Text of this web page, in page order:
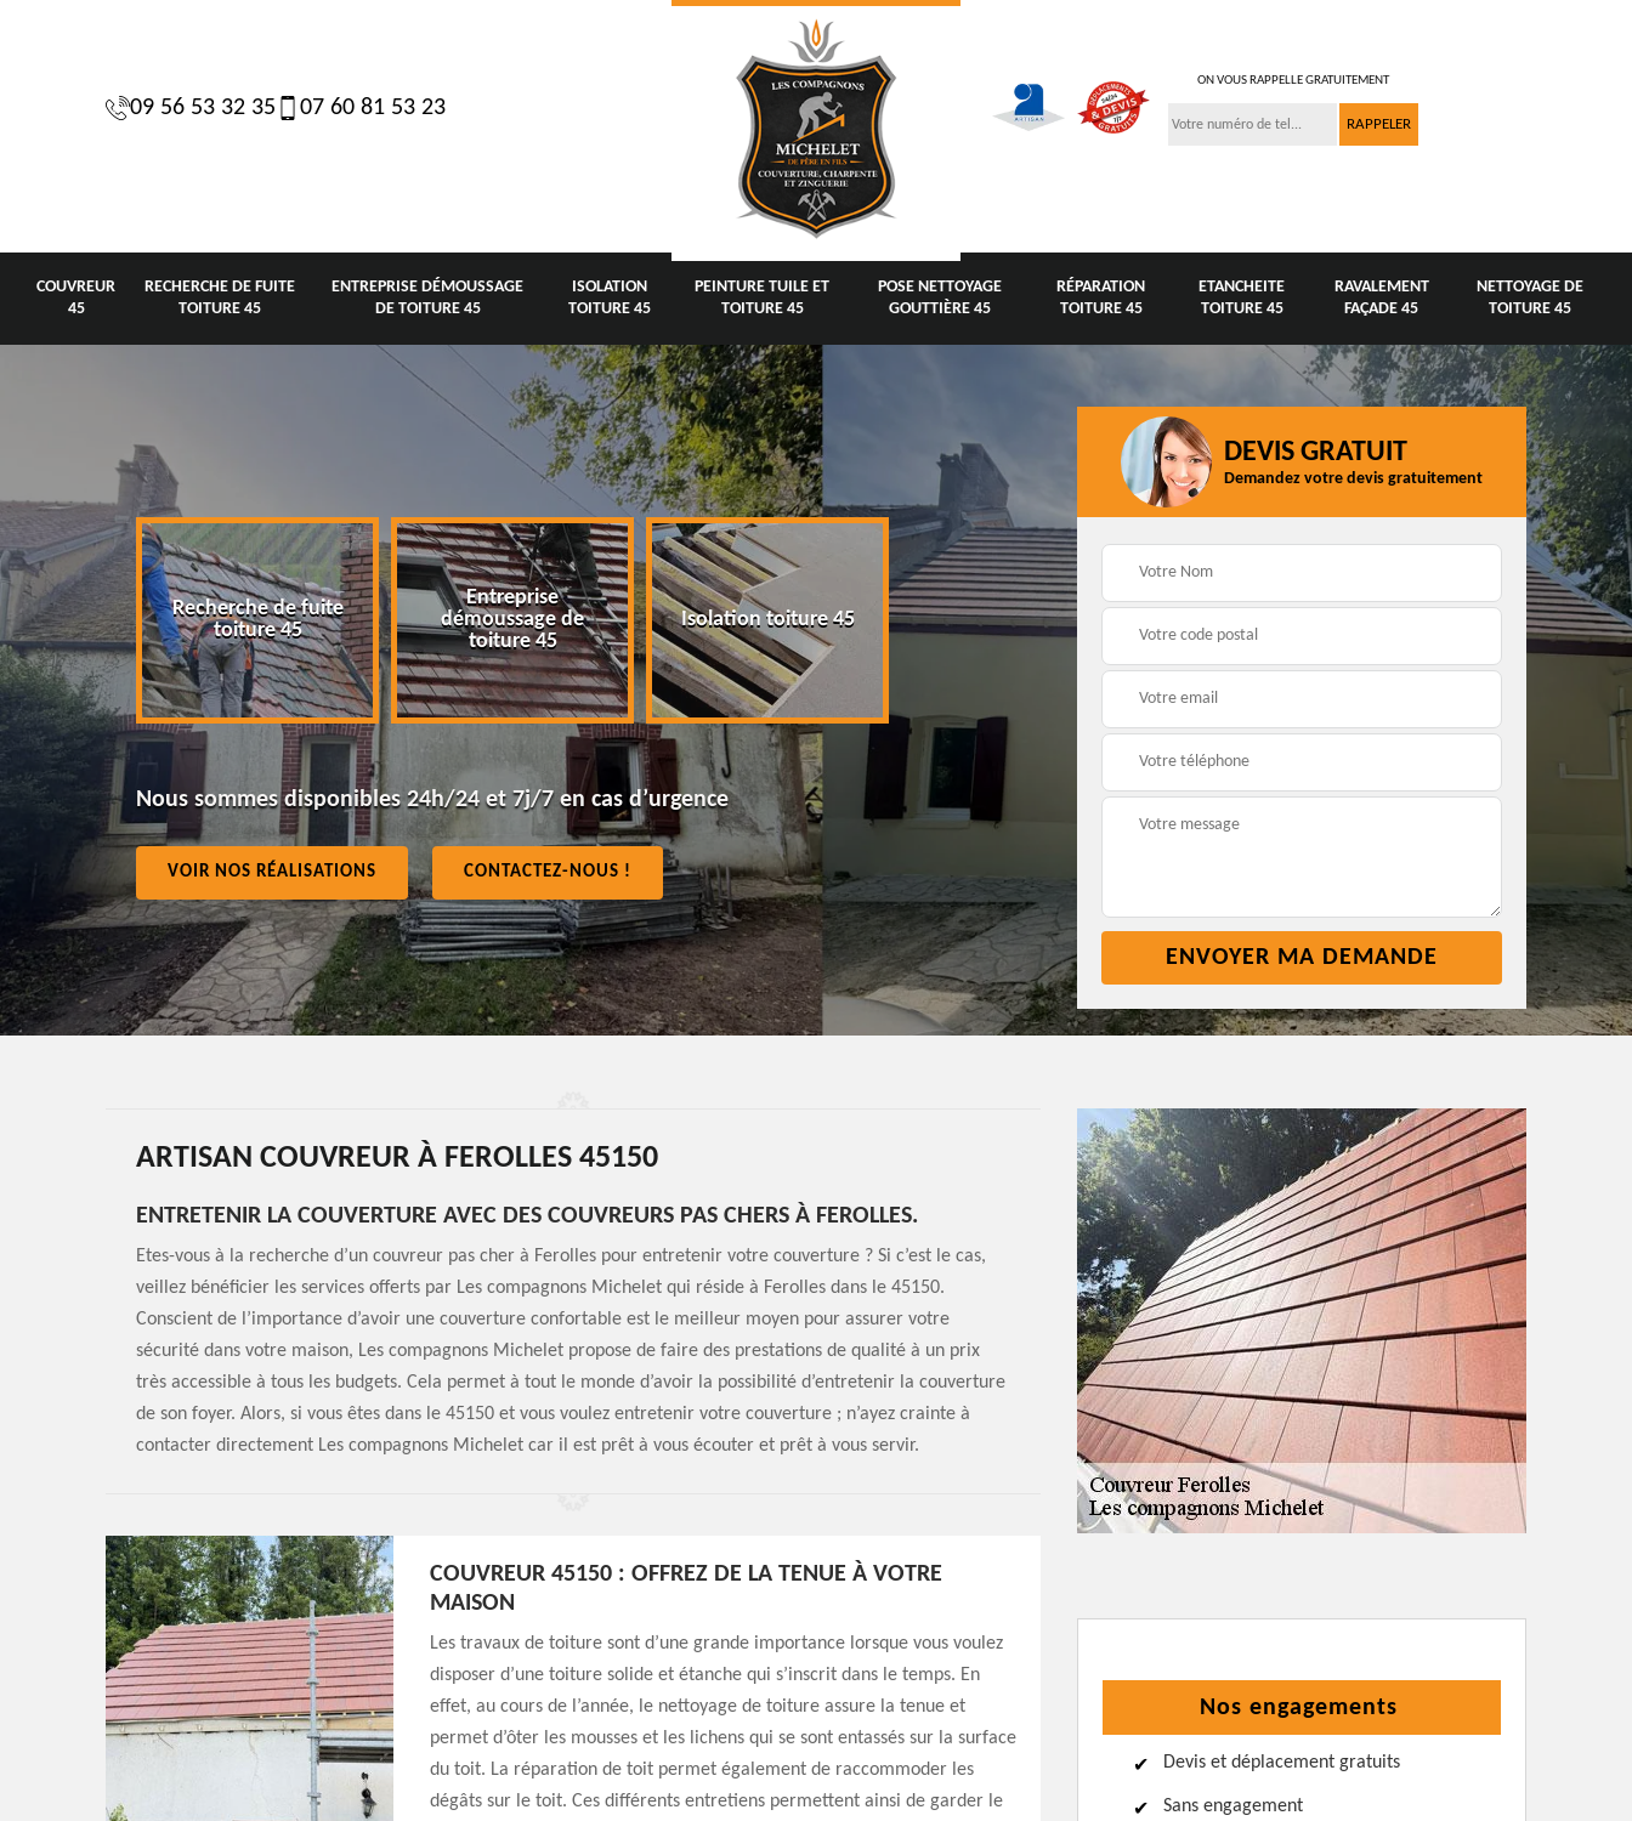
09 56 53 32 35 07 60 81 53 23
ON VOUS RAPPELLE GRATUITEMENT
COUVREUR
45
RECHERCHE DE FUITE
TOITURE 45
ENTREPRISE DÉMOUSSAGE
DE TOITURE 45
ISOLATION
TOITURE 45
PEINTURE TUILE ET
TOITURE 45
POSE NETTOYAGE
GOUTTIÈRE 45
RÉPARATION
TOITURE 45
ETANCHEITE
TOITURE 45
RAVALEMENT
FAÇADE 45
NETTOYAGE DE
TOITURE 45
de fuite
45
Entreprise
démoussage de
toiture 45
Isolation toiture 45
Peinture tuile et
toiture 45
Pose nettoyage
gouttière 45
Etancheite
Nous sommes disponibles 24h/24 et 7j/7 en cas d’urgence
VOIR NOS RÉALISATIONS CONTACTEZ-NOUS !
DEVIS GRATUIT
Demandez votre devis gratuitement
ARTISAN COUVREUR À FEROLLES 45150
ENTRETENIR LA COUVERTURE AVEC DES COUVREURS PAS CHERS À FEROLLES.
Etes-vous à la recherche d’un couvreur pas cher à Ferolles pour entretenir votre couverture ? Si c’est le cas,
veillez bénéficier les services offerts par Les compagnons Michelet qui réside à Ferolles dans le 45150.
Conscient de l’importance d’avoir une couverture confortable est le meilleur moyen pour assurer votre
sécurité dans votre maison, Les compagnons Michelet propose de faire des prestations de qualité à un prix
très accessible à tous les budgets. Cela permet à tout le monde d’avoir la possibilité d’entretenir la couverture
de son foyer. Alors, si vous êtes dans le 45150 et vous voulez entretenir votre couverture ; n’ayez crainte à
contacter directement Les compagnons Michelet car il est prêt à vous écouter et prêt à vous servir.
COUVREUR 45150 : OFFREZ DE LA TENUE À VOTRE
MAISON
Les travaux de toiture sont d’une grande importance lorsque vous voulez
disposer d’une toiture solide et étanche qui s’inscrit dans le temps. En
effet, au cours de l’année, le nettoyage de toiture assure la tenue et
permet d’ôter les mousses et les lichens qui se sont entassés sur la surface
du toit. La réparation de toit permet également de raccommoder les
dégâts sur le toit. Ces différents entretiens permettent ainsi de garder le
Nos engagements
Devis et déplacement gratuits
Sans engagement